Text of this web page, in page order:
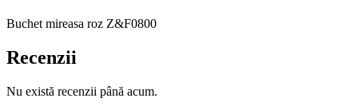
Buchet mireasa roz Z&F0800
Recenzii
Nu există recenzii până acum.